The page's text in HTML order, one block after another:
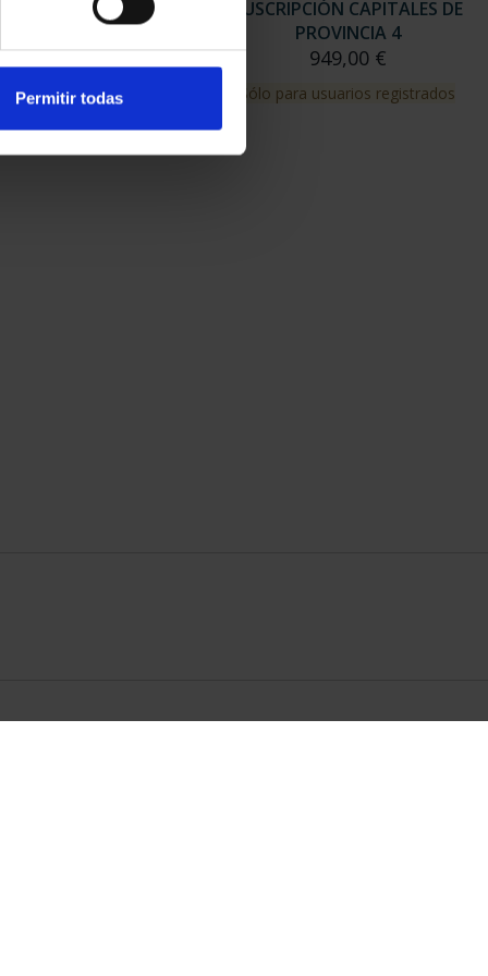
Permitir todas
CAPITALES DE
PROVINCIA 3
949,00 €
para usuarios registrados
SUSCRIPCIÓN CAPITALES DE
PROVINCIA 4
949,00 €
Sólo para usuarios registrados